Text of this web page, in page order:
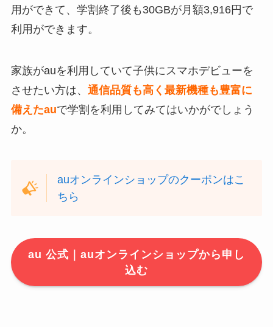
用ができて、学割終了後も30GBが月額3,916円で
利用ができます。
家族がauを利用していて子供にスマホデビューを
させたい方は、 通信品質も高く最新機種も豊富に
備えたauで学割を利用してみてはいかがでしょう
か。
auオンラインショップのクーポンはこ
ちら
au 公式｜auオンラインショップから申し
込む